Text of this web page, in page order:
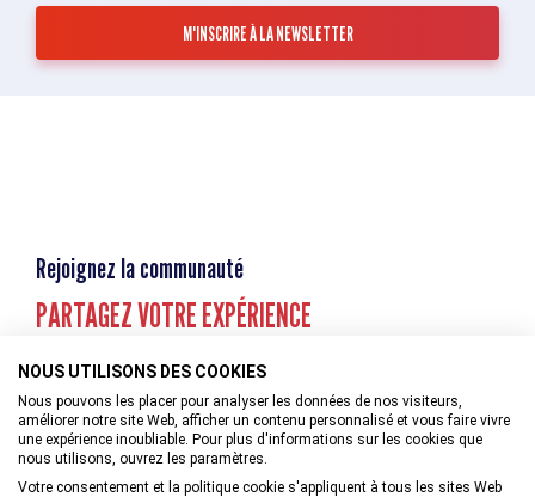
Rejoignez la communauté
PARTAGEZ VOTRE EXPÉRIENCE
NOUS UTILISONS DES COOKIES
Nous pouvons les placer pour analyser les données de nos visiteurs,
améliorer notre site Web, afficher un contenu personnalisé et vous faire vivre
une expérience inoubliable. Pour plus d'informations sur les cookies que
nous utilisons, ouvrez les paramètres.
Votre consentement et la politique cookie s'appliquent à tous les sites Web